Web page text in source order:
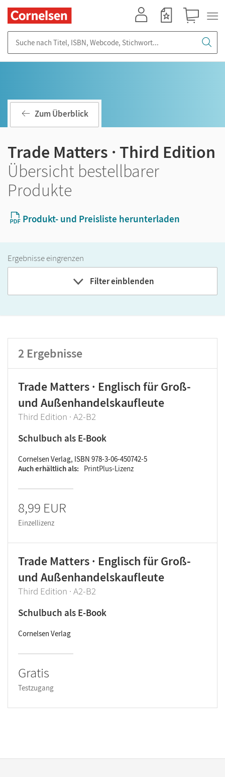
Zum Überblick
Trade Matters · Third Edition
Übersicht bestellbarer
Produkte
Produkt- und Preisliste herunterladen
Ergebnisse eingrenzen
Filter einblenden
Band
Klassenstufe
GER-Niveau
Produktart
2 Ergebnisse
Trade Matters · Englisch für Groß-
und Außenhandelskaufleute
Third Edition · A2-B2
Schulbuch als E-Book
Cornelsen Verlag, ISBN 978-3-06-450742-5
Auch erhältlich als
PrintPlus-Lizenz
8,99 EUR
Einzellizenz
Trade Matters · Englisch für Groß-
und Außenhandelskaufleute
Third Edition · A2-B2
Schulbuch als E-Book
Cornelsen Verlag
Gratis
Testzugang